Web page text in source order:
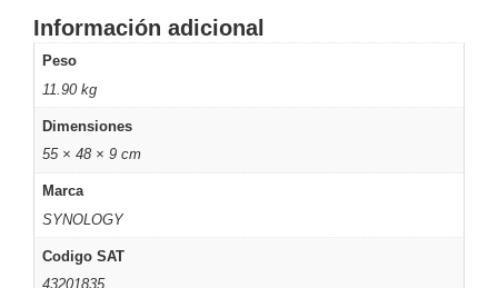
Información adicional
Peso
11.90 kg
Dimensiones
55 × 48 × 9 cm
Marca
SYNOLOGY
Codigo SAT
43201835